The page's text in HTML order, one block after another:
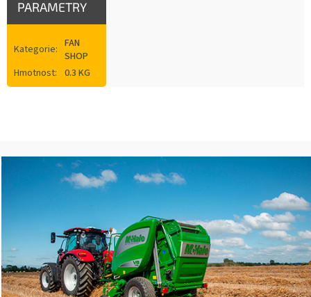
PARAMETRY
Kategorie: FAN
SHOP
Hmotnost: 0.3 KG